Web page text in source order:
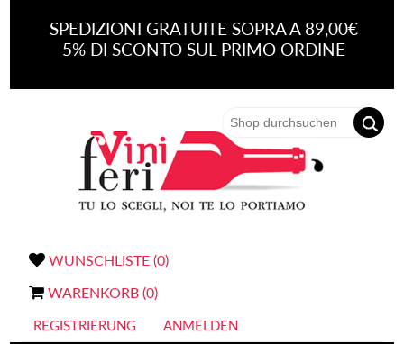
SPEDIZIONI GRATUITE SOPRA A 89,00€
5% DI SCONTO SUL PRIMO ORDINE
WUNSCHLISTE (0)
WARENKORB (0)
REGISTRIERUNG ANMELDEN